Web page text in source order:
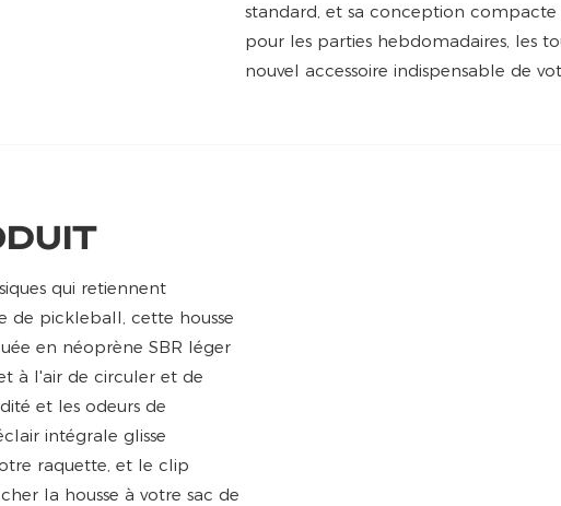
standard, et sa conception
pour les parties hebdomadaires, les
nouvel accessoire indispensable de
qui retiennent
de pickleball, cette housse
en néoprène SBR léger
à l'air de circuler et de
et les odeurs de
intégrale glisse
raquette, et le clip
la housse à votre sac de